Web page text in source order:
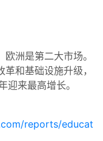
洲是第二大市场。
和基础设施升级，
来最高增长。
reports/educat